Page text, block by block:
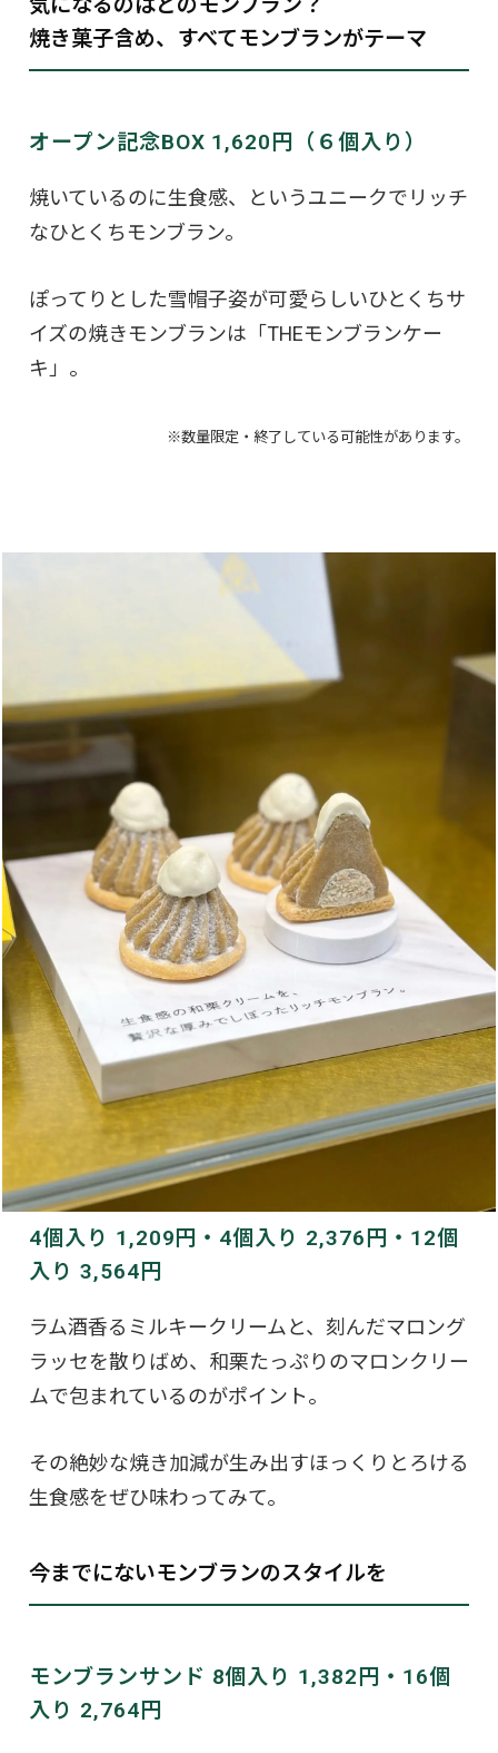
焼き菓子含め、すべてモンブランがテーマ
オープン記念BOX 1,620円（６個入り）
焼いているのに生食感、というユニークでリッチ
なひとくちモンブラン。
ぽってりとした雪帽子姿が可愛らしいひとくちサ
イズの焼きモンブランは「THEモンブランケー
キ」。
※数量限定・終了している可能性があります。
4個入り 1,209円・4個入り 2,376円・12個
入り 3,564円
ラム酒香るミルキークリームと、刻んだマロング
ラッセを散りばめ、和栗たっぷりのマロンクリー
ムで包まれているのがポイント。
その絶妙な焼き加減が生み出すほっくりとろける
生食感をぜひ味わってみて。
今までにないモンブランのスタイルを
モンブランサンド 8個入り 1,382円・16個
入り 2,764円